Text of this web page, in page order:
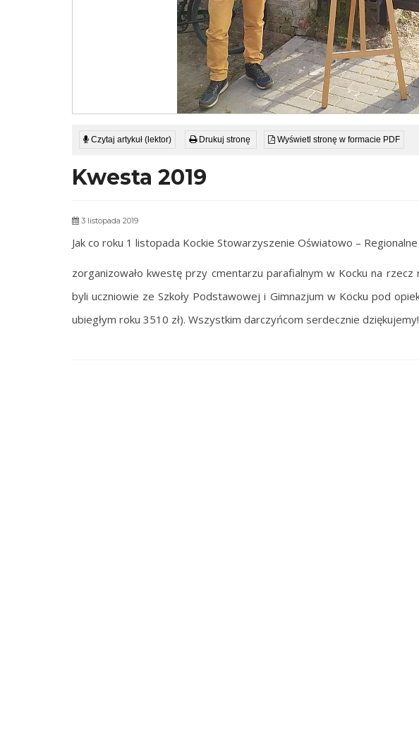
Czytaj artykuł (lektor) Drukuj stronę Wyświetl stronę w formacie PDF
Kwesta 2019
3 listopada 2019
Jak co roku 1 listopada Kockie Stowarzyszenie Oświatowo – Regionalne
zorganizowało kwestę przy cmentarzu parafialnym w Kocku na
byli uczniowie ze Szkoły Podstawowej i Gimnazjum w Kocku pod
ubiegłym roku 3510 zł). Wszystkim darczyńcom serdecznie